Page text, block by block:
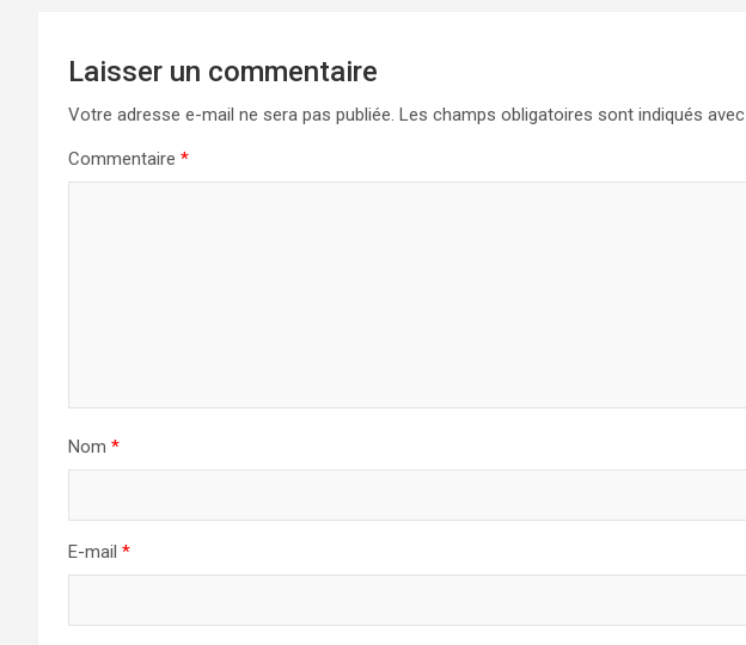
Laisser un commentaire
Votre adresse e-mail ne sera pas publiée. Les champs obligatoires sont indiqués avec
Commentaire *
Nom *
E-mail *